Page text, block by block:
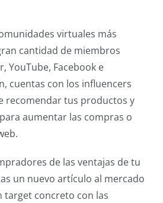
virtuales más
cantidad de miembros
YouTube, Facebook e
cuentas con los influencers
recomendar tus productos y
aumentar las compras o
de las ventajas de tu
un nuevo artículo al mercado
target concreto con las